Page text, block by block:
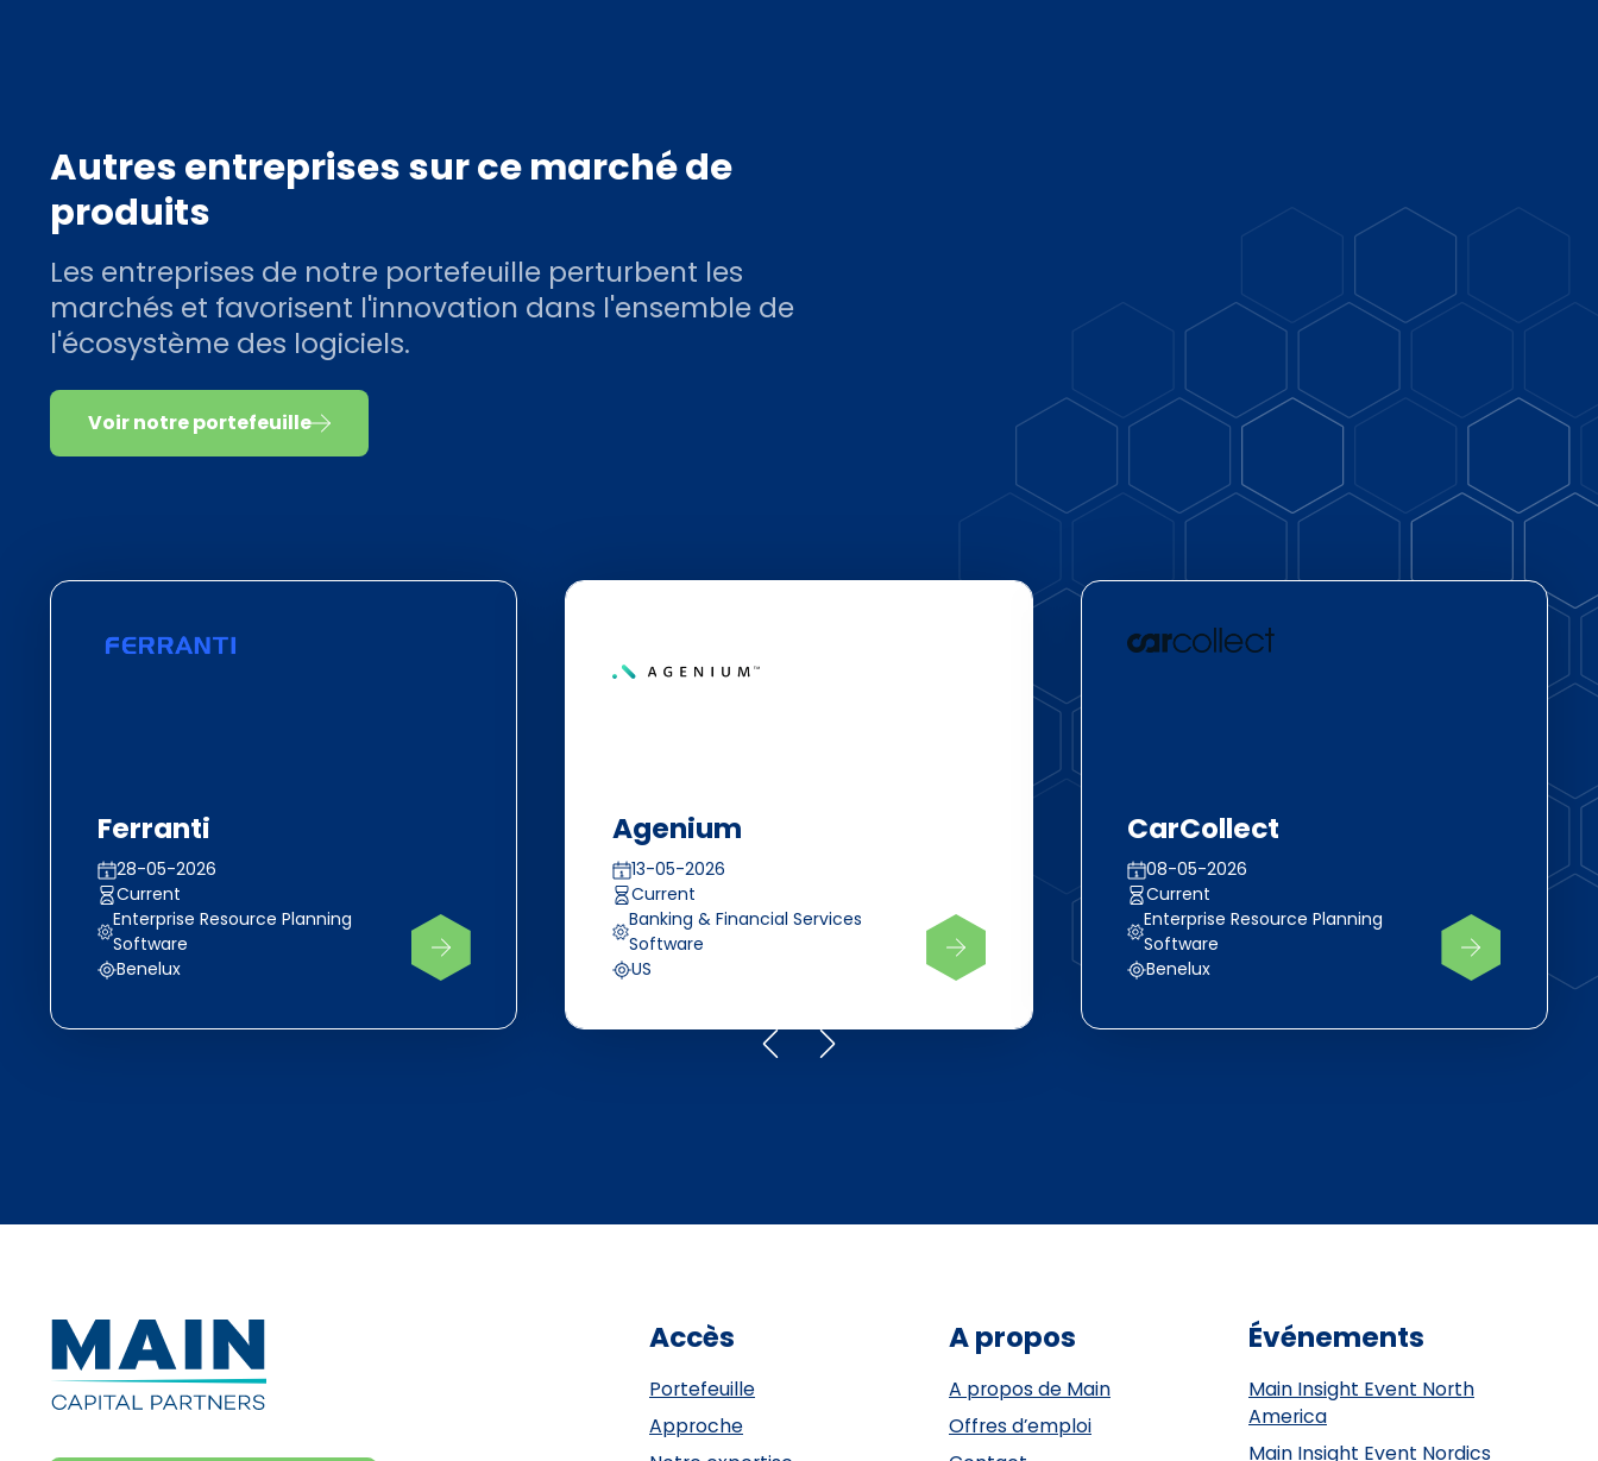
Autres entreprises sur ce marché de
produits
Les entreprises de notre portefeuille perturbent les
marchés et favorisent l'innovation dans l'ensemble de
l'écosystème des logiciels.
Voir notre portefeuille
Ferranti
28-05-2026
Current
Enterprise Resource Planning
Software
Benelux
Agenium
13-05-2026
Current
Banking & Financial Services
Software
US
CarCollect
08-05-2026
Current
Enterprise Resource Planning
Software
Benelux
Accès
Portefeuille
Approche
A propos
A propos de Main
Offres d’emploi
Événements
Main Insight Event North
America
Main Insight Event Nordics